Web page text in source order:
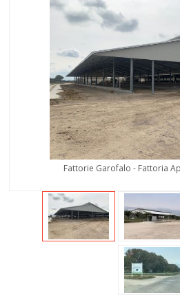
Fattorie Garofalo - Fattoria